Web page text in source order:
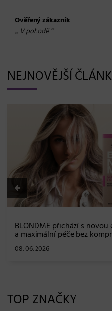
Ověřený zákazník
„ V pohodě“
NEJNOVĚJŠÍ
BLONDME přichází s
a maximální péče bez
08. 06. 2026
TOP ZNAČKY